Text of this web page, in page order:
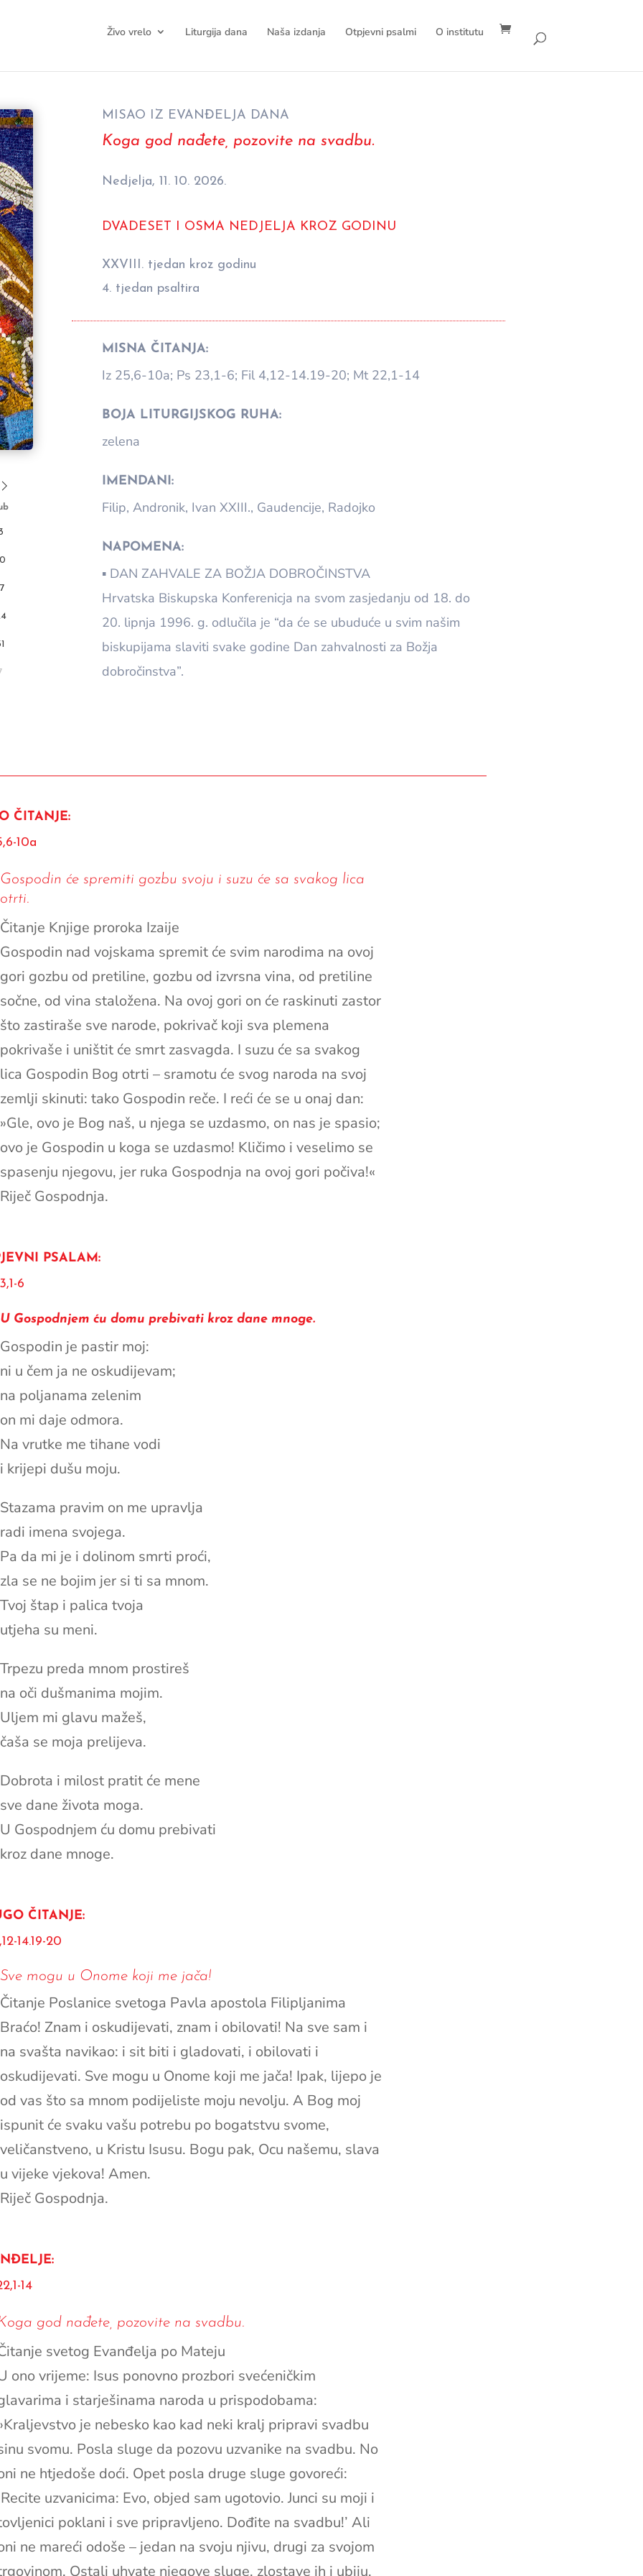
Živo vrelo Liturgija dana Naša izdanja Otpjevni psalmi O institutu
MISAO IZ EVANĐELJA DANA
Koga god nađete, pozovite na svadbu.
Nedjelja, 11. 10. 2026.
DVADESET I OSMA NEDJELJA KROZ GODINU
XXVIII. tjedan kroz godinu
4. tjedan psaltira
MISNA ČITANJA:
Iz 25,6-10a; Ps 23,1-6; Fil 4,12-14.19-20; Mt 22,1-14
BOJA LITURGIJSKOG RUHA:
zelena
IMENDANI:
Filip, Andronik, Ivan XXIII., Gaudencije, Radojko
NAPOMENA:
▪ DAN ZAHVALE ZA BOŽJA DOBROČINSTVA
Hrvatska Biskupska Konferenicja na svom zasjedanju od 18. do
20. lipnja 1996. g. odlučila je “da će se ubuduće u svim našim
biskupijama slaviti svake godine Dan zahvalnosti za Božja
dobročinstva”.
ČITANJE:
10a
Gospodin će spremiti gozbu svoju i suzu će sa svakog lica
otrti.
Čitanje Knjige proroka Izaije
Gospodin nad vojskama spremit će svim narodima na ovoj
gori gozbu od pretiline, gozbu od izvrsna vina, od pretiline
sočne, od vina staložena. Na ovoj gori on će raskinuti zastor
što zastiraše sve narode, pokrivač koji sva plemena
pokrivaše i uništit će smrt zasvagda. I suzu će sa svakog
lica Gospodin Bog otrti – sramotu će svog naroda na svoj
zemlji skinuti: tako Gospodin reče. I reći će se u onaj dan:
»Gle, ovo je Bog naš, u njega se uzdasmo, on nas je spasio;
ovo je Gospodin u koga se uzdasmo! Kličimo i veselimo se
spasenju njegovu, jer ruka Gospodnja na ovoj gori počiva!«
Riječ Gospodnja.
PSALAM:
6
U Gospodnjem ću domu prebivati kroz dane mnoge.
Gospodin je pastir moj:
ni u čem ja ne oskudijevam;
na poljanama zelenim
on mi daje odmora.
Na vrutke me tihane vodi
i krijepi dušu moju.
Stazama pravim on me upravlja
radi imena svojega.
Pa da mi je i dolinom smrti proći,
zla se ne bojim jer si ti sa mnom.
Tvoj štap i palica tvoja
utjeha su meni.
Trpezu preda mnom prostireš
na oči dušmanima mojim.
Uljem mi glavu mažeš,
čaša se moja prelijeva.
Dobrota i milost pratit će mene
sve dane života moga.
U Gospodnjem ću domu prebivati
kroz dane mnoge.
ČITANJE:
14.19-20
Sve mogu u Onome koji me jača!
Čitanje Poslanice svetoga Pavla apostola Filipljanima
Braćo! Znam i oskudijevati, znam i obilovati! Na sve sam i
na svašta navikao: i sit biti i gladovati, i obilovati i
oskudijevati. Sve mogu u Onome koji me jača! Ipak, lijepo je
od vas što sa mnom podijeliste moju nevolju. A Bog moj
ispunit će svaku vašu potrebu po bogatstvu svome,
veličanstveno, u Kristu Isusu. Bogu pak, Ocu našemu, slava
u vijeke vjekova! Amen.
Riječ Gospodnja.
14
god nađete, pozovite na svadbu.
svetog Evanđelja po Mateju
ono vrijeme: Isus ponovno prozbori svećeničkim
i starješinama naroda u prispodobama:
je nebesko kao kad neki kralj pripravi svadbu
svomu. Posla sluge da pozovu uzvanike na svadbu. No
ne htjedoše doći. Opet posla druge sluge govoreći:
uzvanicima: Evo, objed sam ugotovio. Junci su moji i
poklani i sve pripravljeno. Dođite na svadbu!’ Ali
ne mareći odoše – jedan na svoju njivu, drugi za svojom
Ostali uhvate njegove sluge, zlostave ih i ubiju.